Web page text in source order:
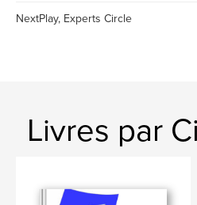
NextPlay, Experts Circle
Livres par